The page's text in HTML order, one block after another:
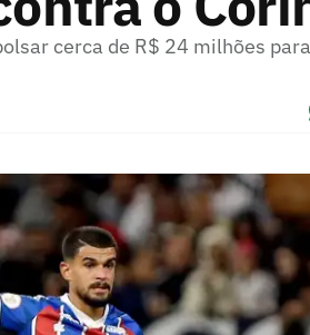
cerca de R$ 24 milhões